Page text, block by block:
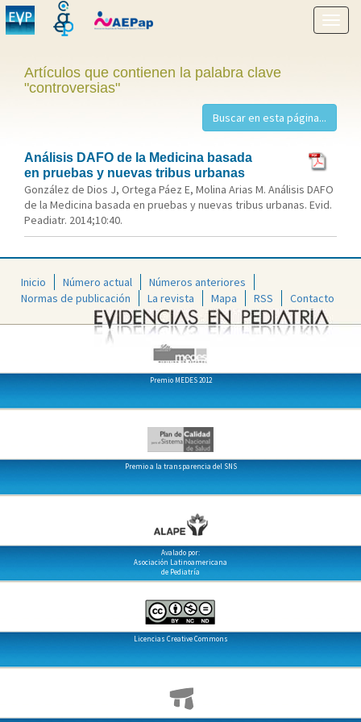
menú
Artículos que contienen la palabra clave
"controversias"
Análisis DAFO de la Medicina basada
en pruebas y nuevas tribus urbanas
González de Dios J, Ortega Páez E, Molina Arias M. Análisis DAFO
de la Medicina basada en pruebas y nuevas tribus urbanas. Evid.
Peadiatr. 2014;10:40.
Inicio Número actual
Números anteriores
Normas de publicación
La revista Mapa RSS Contacto
Premio MEDES 2012
Premio a la transparencia del SNS
Avalado por:
Asociación Latinoamericana
de Pediatría
Licencias Creative Commons